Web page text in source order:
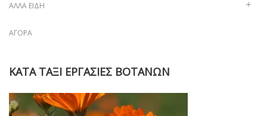
ΑΛΛΑ ΕΙΔΗ
ΑΓΟΡΆ
ΚΑΤΑ ΤΑΞΙ ΕΡΓΑΣΙΕΣ ΒΟΤΑΝΩΝ